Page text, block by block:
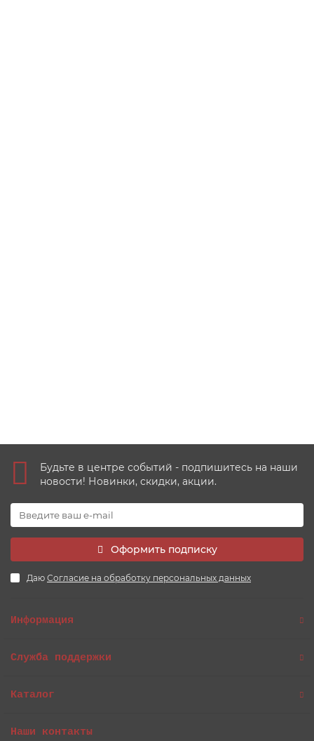
Будьте в центре событий - подпишитесь на наши
новости! Новинки, скидки, акции.
Оформить подписку
Даю Согласие на обработку персональных данных
Информация
Служба поддержки
Каталог
Наши контакты